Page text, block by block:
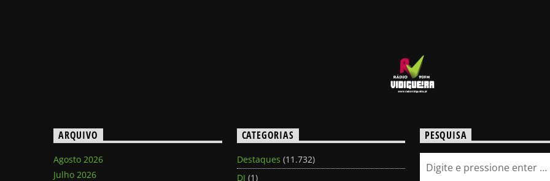
ARQUIVO
Agosto 2026
Julho 2026
CATEGORIAS
Destaques (11.732)
DJ (1)
PESQUISA